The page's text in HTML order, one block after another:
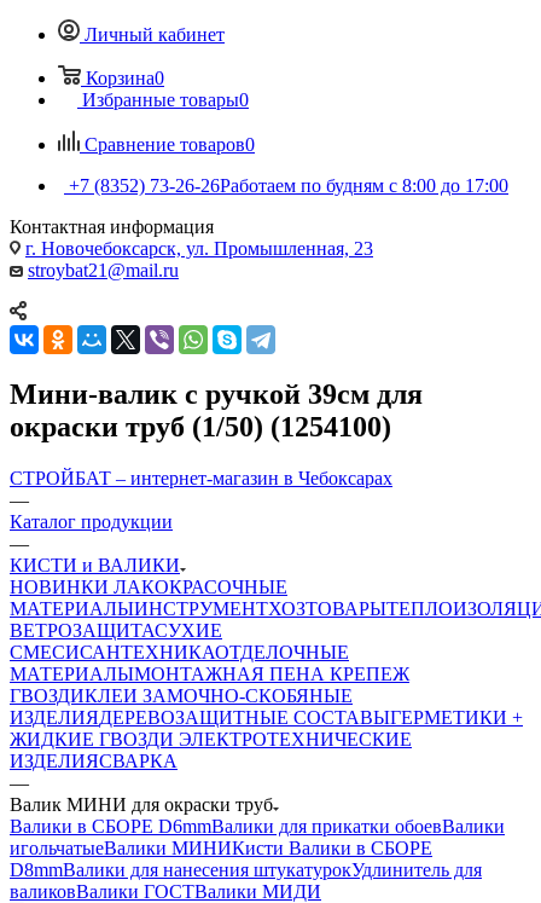
Личный кабинет
Корзина0
Избранные товары0
Сравнение товаров0
+7 (8352) 73-26-26Работаем по будням с 8:00 до 17:00
Контактная информация
г. Новочебоксарск, ул. Промышленная, 23
stroybat21@mail.ru
Мини-валик с ручкой 39см для
окраски труб (1/50) (1254100)
СТРОЙБАТ – интернет-магазин в Чебоксарах
—
Каталог продукции
—
КИСТИ и ВАЛИКИ
НОВИНКИ ЛАКОКРАСОЧНЫЕ
МАТЕРИАЛЫИНСТРУМЕНТХОЗТОВАРЫ
ВЕТРОЗАЩИТАСУХИЕ
СМЕСИСАНТЕХНИКАОТДЕЛОЧНЫЕ
МАТЕРИАЛЫМОНТАЖНАЯ ПЕНА КРЕПЕЖ
ГВОЗДИКЛЕИ ЗАМОЧНО-СКОБЯНЫЕ
ИЗДЕЛИЯДЕРЕВОЗАЩИТНЫЕ СОСТАВЫГЕРМЕТИКИ +
ЖИДКИЕ ГВОЗДИ ЭЛЕКТРОТЕХНИЧЕСКИЕ
ИЗДЕЛИЯСВАРКА
—
Валик МИНИ для окраски труб
Валики в СБОРЕ D6mmВалики для прикатки обоевВалики
игольчатыеВалики МИНИКисти Валики в СБОРЕ
D8mmВалики для нанесения штукатурокУдлинитель для
валиковВалики ГОСТВалики МИДИ